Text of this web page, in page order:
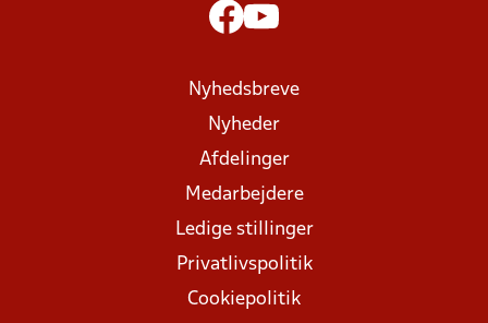
Nyhedsbreve
Nyheder
Afdelinger
Medarbejdere
Ledige stillinger
Privatlivspolitik
Cookiepolitik